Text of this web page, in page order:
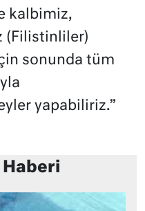
kalbimiz,
(Filistinliler)
sonunda tüm
yapabiliriz.”
Haberi